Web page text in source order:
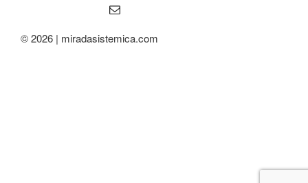
© 2026 | miradasistemica.com